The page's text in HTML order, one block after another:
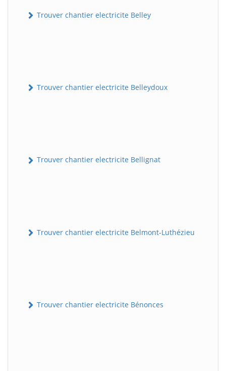
Trouver chantier electricite Belley
Trouver chantier electricite Belleydoux
Trouver chantier electricite Bellignat
Trouver chantier electricite Belmont-Luthézieu
Trouver chantier electricite Bénonces